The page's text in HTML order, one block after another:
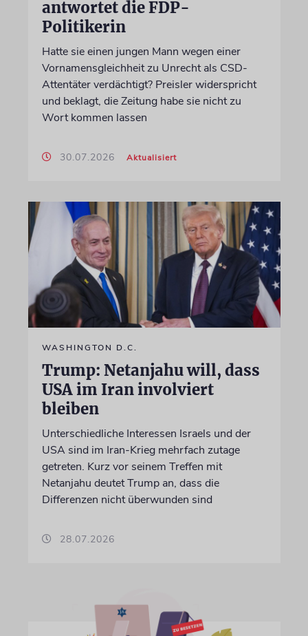
antwortet die FDP-
Politikerin
Hatte sie einen jungen Mann wegen einer
Vornamensgleichheit zu Unrecht als CSD-
Attentäter verdächtigt? Preisler widerspricht
und beklagt, die Zeitung habe sie nicht zu
Wort kommen lassen
30.07.2026 Aktualisiert
WASHINGTON D.C.
Trump: Netanjahu will, dass
USA im Iran involviert
bleiben
Unterschiedliche Interessen Israels und der
USA sind im Iran-Krieg mehrfach zutage
getreten. Kurz vor seinem Treffen mit
Netanjahu deutet Trump an, dass die
Differenzen nicht überwunden sind
28.07.2026